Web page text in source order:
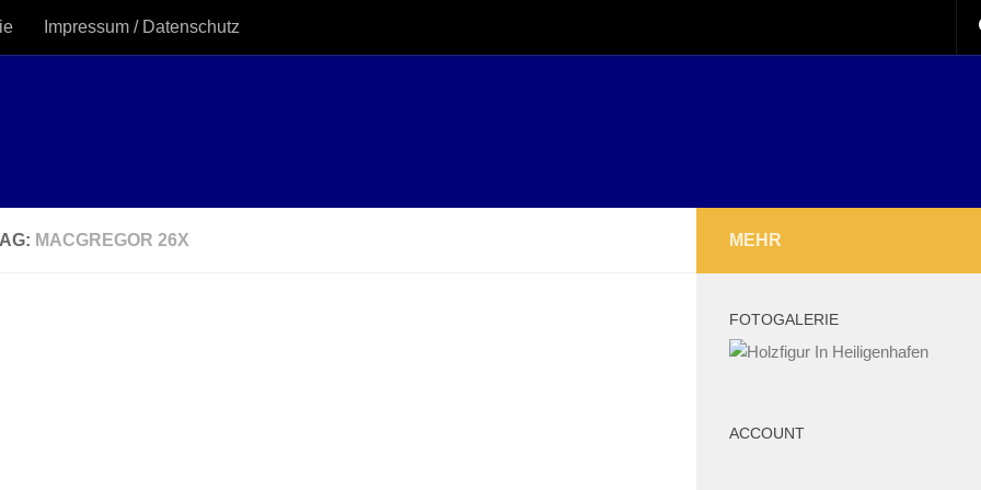
Impressum / Datenschutz
MACGREGOR 26X MEHR
FOTOGALERIE
ACCOUNT